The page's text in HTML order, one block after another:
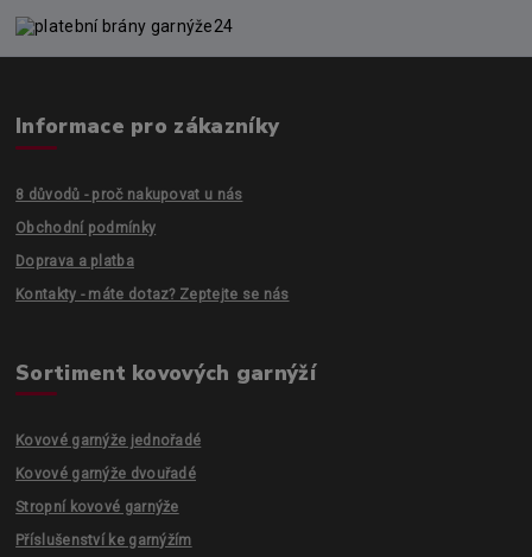
Informace pro zákazníky
8 důvodů - proč nakupovat u nás
Obchodní podmínky
Doprava a platba
Kontakty - máte dotaz? Zeptejte se nás
Sortiment kovových garnýží
Kovové garnýže jednořadé
Kovové garnýže dvouřadé
Stropní kovové garnýže
Příslušenství ke garnýžím